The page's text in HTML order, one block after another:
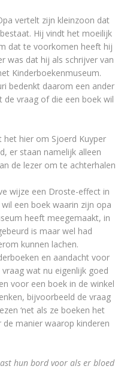
vertelt zijn kleinzoon dat
Hij vindt het moeilijk
dat te voorkomen heeft hij
was dat hij als schrijver van
Kinderboekenmuseum.
bedenkt daarom een ander
de vraag of die een boek wil
hier om Sjoerd Kuyper
er staan namelijk alleen
de lezer om te achterhalen
wijze een Droste-effect in
een boek waarin zijn opa
heeft meegemaakt, in
is maar wel had
kunnen lachen.
en aandacht voor
wat nu eigenlijk goed
voor een boek in de winkel
bijvoorbeeld de vraag
‘net als ze boeken het
manier waarop kinderen
hun bord voor als er bloed